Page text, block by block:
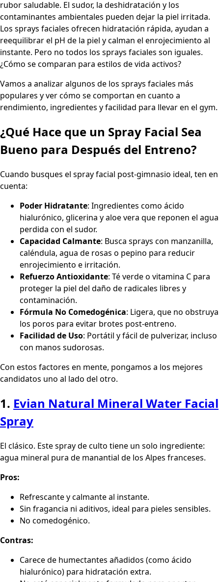
rubor saludable. El sudor, la deshidratación y los
contaminantes ambientales pueden dejar la piel irritada.
Los sprays faciales ofrecen hidratación rápida, ayudan a
reequilibrar el pH de la piel y calman el enrojecimiento al
instante. Pero no todos los sprays faciales son iguales.
¿Cómo se comparan para estilos de vida activos?
Vamos a analizar algunos de los sprays faciales más
populares y ver cómo se comportan en cuanto a
rendimiento, ingredientes y facilidad para llevar en el gym.
¿Qué Hace que un Spray Facial Sea
Bueno para Después del Entreno?
Cuando busques el spray facial post-gimnasio ideal, ten en
cuenta:
Poder Hidratante: Ingredientes como ácido
hialurónico, glicerina y aloe vera que reponen el agua
perdida con el sudor.
Capacidad Calmante: Busca sprays con manzanilla,
caléndula, agua de rosas o pepino para reducir
enrojecimiento e irritación.
Refuerzo Antioxidante: Té verde o vitamina C para
proteger la piel del daño de radicales libres y
contaminación.
Fórmula No Comedogénica: Ligera, que no obstruya
los poros para evitar brotes post-entreno.
Facilidad de Uso: Portátil y fácil de pulverizar, incluso
con manos sudorosas.
Con estos factores en mente, pongamos a los mejores
candidatos uno al lado del otro.
1. Evian Natural Mineral Water Facial
Spray
El clásico. Este spray de culto tiene un solo ingrediente:
agua mineral pura de manantial de los Alpes franceses.
Pros:
Refrescante y calmante al instante.
Sin fragancia ni aditivos, ideal para pieles sensibles.
No comedogénico.
Contras:
Carece de humectantes añadidos (como ácido
hialurónico) para hidratación extra.